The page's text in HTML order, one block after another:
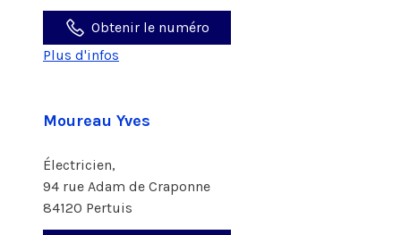
Obtenir le numéro
Plus d'infos
Moureau Yves
Électricien,
94 rue Adam de Craponne
84120 Pertuis